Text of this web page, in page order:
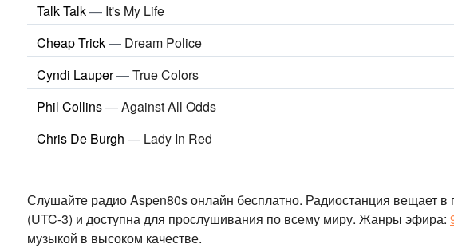
Talk Talk— It's My Life
Cheap Trick— Dream Police
Cyndi Lauper—True Colors
Phil Collins—Against All Odds
Chris De Burgh — Lady In Red
Слушайте радио Aspen80s онлайн бесплатно. Радиостанция вещает
(UTC-3) и доступна для прослушивания по всему миру. Жанры эфира:
музыкой в высоком качестве.